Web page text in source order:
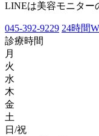
LINEは美容モニター
045-392-9229 24時間
診療時間
月
火
水
木
金
土
日/祝